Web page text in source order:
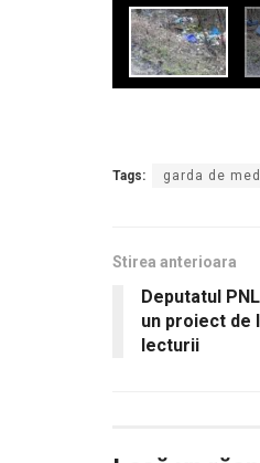
Tags: garda de
Stirea anterioara
Deputatul
un proiect de
lecturii